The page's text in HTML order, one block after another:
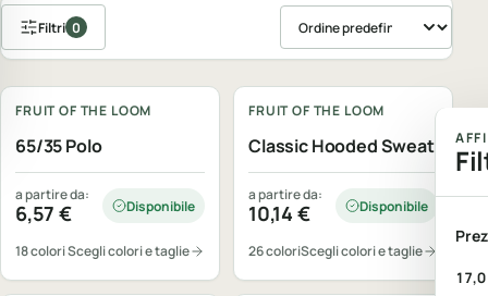
Filtri 0 Ordina prodotti
Personalizzabile
FRUIT OF THE LOOM
65/35 Polo
a partire da:
6,57€ Disponibile
18 coloriScegli colori e taglie
Personalizzabile
FRUIT OF THE LOOM
Classic Hooded Sweat
a partire da:
10,14 € Disponibile
26 coloriScegli colori e taglie